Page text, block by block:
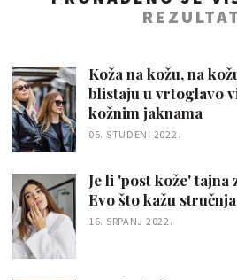
Koža na kožu, na
blistaju u vrtoglavo
kožnim jaknama
05. STUDENI 2022.
Je li 'post kože' tajna
Evo što kažu
16. SRPANJ 2022.